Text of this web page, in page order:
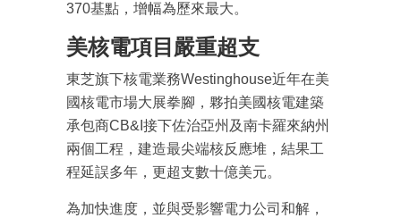
370基點，增幅為歷來最大。
美核電項目嚴重超支
東芝旗下核電業務Westinghouse近年在美
國核電市場大展拳腳，夥拍美國核電建築
承包商CB&I接下佐治亞州及南卡羅來納州
兩個工程，建造最尖端核反應堆，結果工
程延誤多年，更超支數十億美元。
為加快進度，並與受影響電力公司和解，